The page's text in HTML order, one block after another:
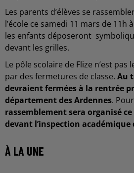
Les parents d’élèves se
l’école ce samedi 11 mars de 11h
les enfants déposeront
devant les grilles.
Le pôle scolaire de Flize n’est pas
par des fermetures de classe. Au
devraient fermées à la rentrée
département des Ardennes.
rassemblement sera organisé
devant l’inspection académique
À LA UNE